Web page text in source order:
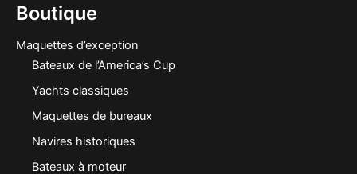
Boutique
Maquettes d’exception
Bateaux de l’America’s Cup
Yachts classiques
Maquettes de bureaux
Navires historiques
Bateaux à moteur